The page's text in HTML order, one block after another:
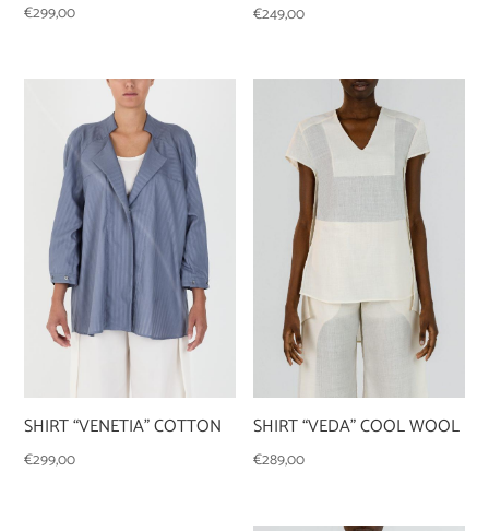
€299,00 €249,00
SHIRT “VENETIA” COTTON
€299,00
SHIRT “VEDA” COOL WOOL
€289,00